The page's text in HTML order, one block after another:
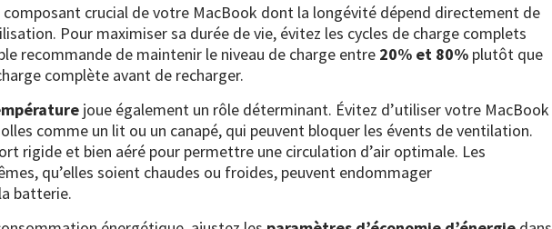
composant crucial de votre MacBook dont la longévité dépend directement de
Pour maximiser sa durée de vie, évitez les cycles de charge complets
recommande de maintenir le niveau de charge entre 20% et 80% plutôt que
complète avant de recharger.
joue également un rôle déterminant. Évitez d’utiliser votre MacBook
comme un lit ou un canapé, qui peuvent bloquer les évents de ventilation.
rigide et bien aéré pour permettre une circulation d’air optimale. Les
qu’elles soient chaudes ou froides, peuvent endommager
batterie.